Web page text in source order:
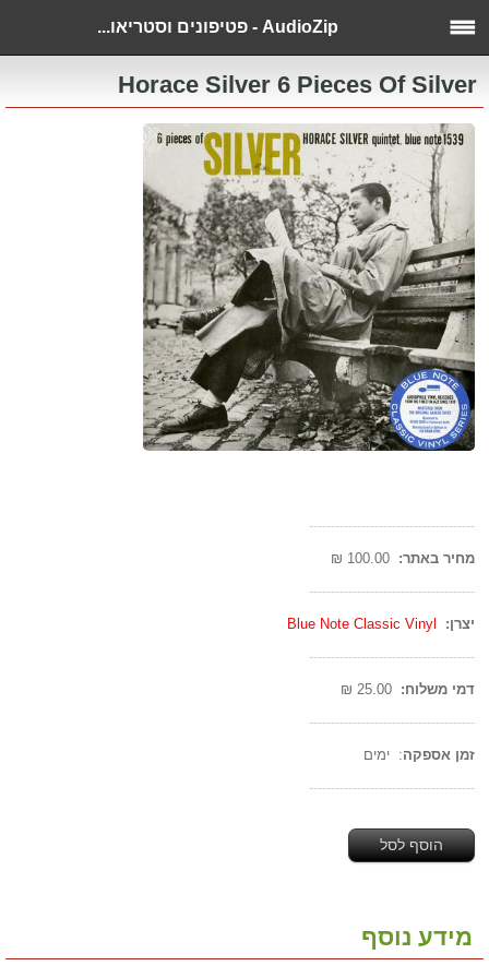
AudioZip - פטיפונים וסטריאו...
--------------------------------------
מחיר באתר:
--------------------------------------
יצרן:
Blue Note Classic Vinyl
--------------------------------------
דמי משלוח:
--------------------------------------
זמן אספקה: ימים
--------------------------------------
הוסף לסל
מידע נוסף